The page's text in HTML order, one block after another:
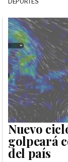
Nuevo
golpeará
del país